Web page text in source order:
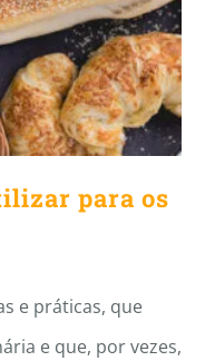
utilizar
para os
e práticas, que
e que, por vezes,